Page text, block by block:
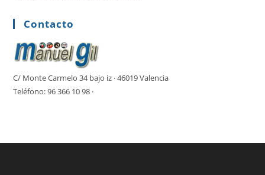
Contacto
C/ Monte Carmelo 34 bajo iz · 46019 Valencia
Teléfono: 96 366 10 98 ·